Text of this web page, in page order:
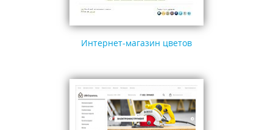
Интернет-магазин цветов